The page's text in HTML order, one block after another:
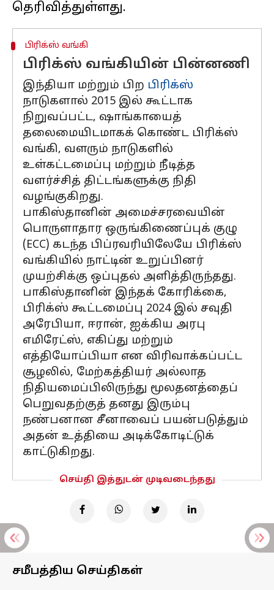
பிரிக்ஸ் வங்கி
பிரிக்ஸ் வங்கியின் பின்னணி
இந்தியா மற்றும் பிற பிரிக்ஸ்
நாடுகளால் 2015 இல் கூட்டாக
நிறுவப்பட்ட, ஷாங்காயைத்
தலைமையிடமாகக் கொண்ட பிரிக்ஸ்
வங்கி, வளரும் நாடுகளில்
உள்கட்டமைப்பு மற்றும் நீடித்த
வளர்ச்சித் திட்டங்களுக்கு நிதி
வழங்குகிறது.
பாகிஸ்தானின் அமைச்சரவையின்
பொருளாதார ஒருங்கிணைப்புக் குழு
(ECC) கடந்த பிப்ரவரியிலேயே பிரிக்ஸ்
வங்கியில் நாட்டின் உறுப்பினர்
முயற்சிக்கு ஒப்புதல் அளித்திருந்தது.
பாகிஸ்தானின் இந்தக் கோரிக்கை,
பிரிக்ஸ் கூட்டமைப்பு 2024 இல் சவுதி
அரேபியா, ஈரான், ஐக்கிய அரபு
எமிரேட்ஸ், எகிப்து மற்றும்
எத்தியோப்பியா என விரிவாக்கப்பட்ட
சூழலில், மேற்கத்தியர் அல்லாத
நிதியமைப்பிலிருந்து மூலதனத்தைப்
பெறுவதற்குத் தனது இரும்பு
நண்பனான சீனாவைப் பயன்படுத்தும்
அதன் உத்தியை அடிக்கோடிட்டுக்
காட்டுகிறது.
செய்தி இத்துடன் முடிவடைந்தது
சமீபத்திய செய்திகள்